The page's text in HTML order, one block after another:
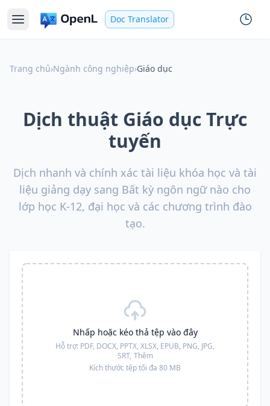
Doc Translator
Trang chủ›Ngành công nghiệp›Giáo dục
Dịch thuật Giáo dục Trực
tuyến
Dịch nhanh và chính xác tài liệu khóa học và tài
liệu giảng dạy sang Bất kỳ ngôn ngữ nào cho
lớp học K-12, đại học và các chương trình đào
tạo.
Nhấp hoặc kéo thả tệp vào đây
Hỗ trợ: PDF, DOCX, PPTX, XLSX, EPUB, PNG, JPG,
SRT, Thêm
Kích thước tệp tối đa 80 MB